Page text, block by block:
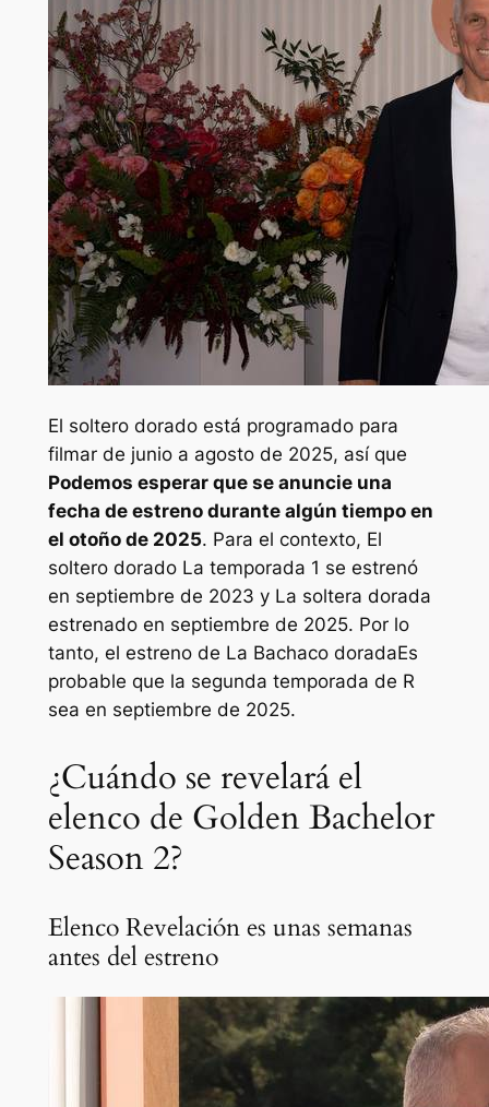
El soltero doradoestá programado para
filmar de junio a agosto de 2025, así que
Podemos esperar que se anuncie una
fecha de estreno durante algún tiempo en
el otoño de 2025. Para el contexto, El
soltero doradoLa temporada 1 se estrenó
en septiembre de 2023 y La soltera dorada
estrenado en septiembre de 2025. Por lo
tanto, el estreno de La Bachaco doradaEs
probable que la segunda temporada de R
sea en septiembre de 2025.
¿Cuándo se revelará el
elenco de Golden Bachelor
Season 2?
Elenco Revelación es unas semanas
antes del estreno